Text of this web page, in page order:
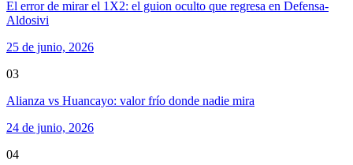
El error de mirar el 1X2: el guion oculto que regresa en Defensa-
Aldosivi
25 de junio, 2026
03
Alianza vs Huancayo: valor frío donde nadie mira
24 de junio, 2026
04